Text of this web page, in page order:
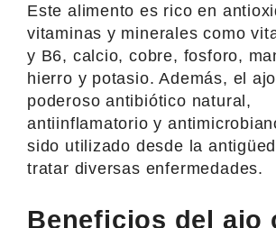
Este alimento es rico en
vitaminas y minerales como
y B6, calcio, cobre, fosforo,
hierro y potasio. Además, el
poderoso antibiótico natural,
antiinflamatorio y
sido utilizado desde la
tratar diversas enfermedades.
Beneficios del ajo